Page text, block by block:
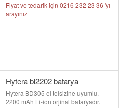
Fiyat ve tedarik için 0216 232 23 36 'yı
arayınız
Hytera bl2202 batarya
Hytera BD305 el telsizine uyumlu,
2200 mAh Li-ion orjinal bataryadır.